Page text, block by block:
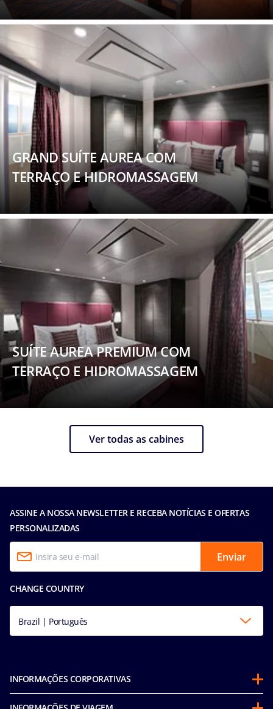
GRAND SUÍTE AUREA COM
TERRAÇO E HIDROMASSAGEM
SUÍTE AUREA PREMIUM COM
TERRAÇO E HIDROMASSAGEM
Ver todas as cabines
ASSINE A NOSSA NEWSLETTER E RECEBA NOTÍCIAS E OFERTAS
PERSONALIZADAS
Enviar
CHANGE COUNTRY
Brazil | Português
INFORMAÇÕES CORPORATIVAS
Sobre a MSC